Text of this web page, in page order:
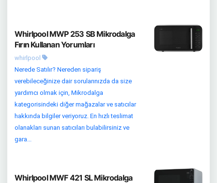
Whirlpool MWP 253 SB Mikrodalga
Fırın Kullanan Yorumları
whirlpool
Nerede Satılır? Nereden sipariş
verebileceğinize dair sorularınızda da size
yardımcı olmak için, Mikrodalga
kategorisindeki diğer mağazalar ve satıcılar
hakkında bilgiler veriyoruz. En hızlı teslimat
olanakları sunan satıcıları bulabilirsiniz ve
gara...
Whirlpool MWF 421 SL Mikrodalga